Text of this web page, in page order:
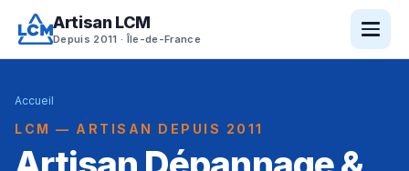
Artisan LCM
Depuis 2011 · Île-de-France
Accueil
LCM — ARTISAN DEPUIS 2011